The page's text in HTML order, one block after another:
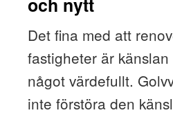
och nytt
Det fina med att
fastigheter är
något värdefullt.
inte förstöra den